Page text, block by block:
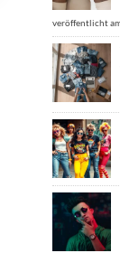
veröffentlicht